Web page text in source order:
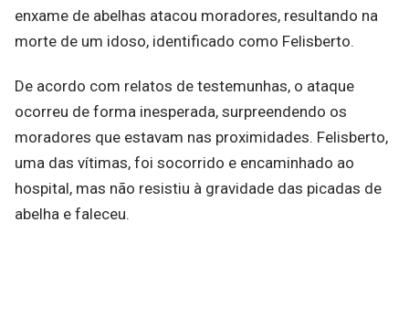
enxame de abelhas atacou moradores, resultando na
morte de um idoso, identificado como Felisberto.
De acordo com relatos de testemunhas, o ataque
ocorreu de forma inesperada, surpreendendo os
moradores que estavam nas proximidades. Felisberto,
uma das vítimas, foi socorrido e encaminhado ao
hospital, mas não resistiu à gravidade das picadas de
abelha e faleceu.